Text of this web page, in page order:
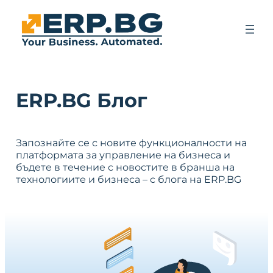
ERP.BG Блог
Запознайте се с новите функционалности на
платформата за управление на бизнеса и
бъдете в течение с новостите в бранша на
технологиите и бизнеса – с блога на ERP.BG